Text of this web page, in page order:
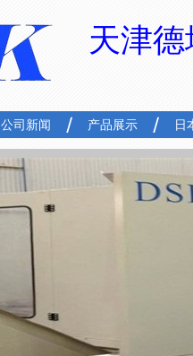
天津德
公司新闻 产品展示 日